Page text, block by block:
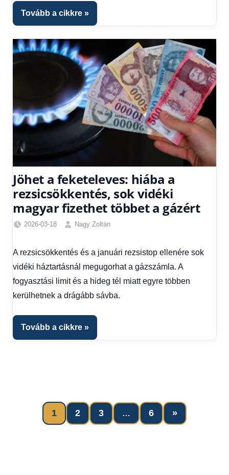
Tovább a cikkre
Jöhet a feketeleves: hiába a
rezsicsökkentés, sok vidéki
magyar fizethet többet a gázért
2026-03-18
Nagy Zoltán
Gazdaság,
Hírek,
Hírek
A rezsicsökkentés és a januári rezsistop ellenére sok
vidéki háztartásnál megugorhat a gázszámla. A
fogyasztási limit és a hideg tél miatt egyre többen
kerülhetnek a drágább sávba.
Tovább a cikkre
Bejegyzések
1 2 3 … 6
Next
Posts
»